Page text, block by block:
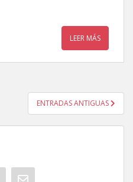
LEER MÁS
ENTRADAS
ENTRADAS ANTIGUAS